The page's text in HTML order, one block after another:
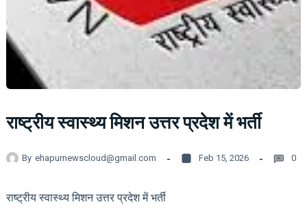
राष्ट्रीय स्वास्थ्य मिशन उत्तर प्रदेश में भर्ती
By ehapurnewscloud@gmail.com Feb 15, 2026 0
राष्ट्रीय स्वास्थ्य मिशन उत्तर प्रदेश में भर्ती